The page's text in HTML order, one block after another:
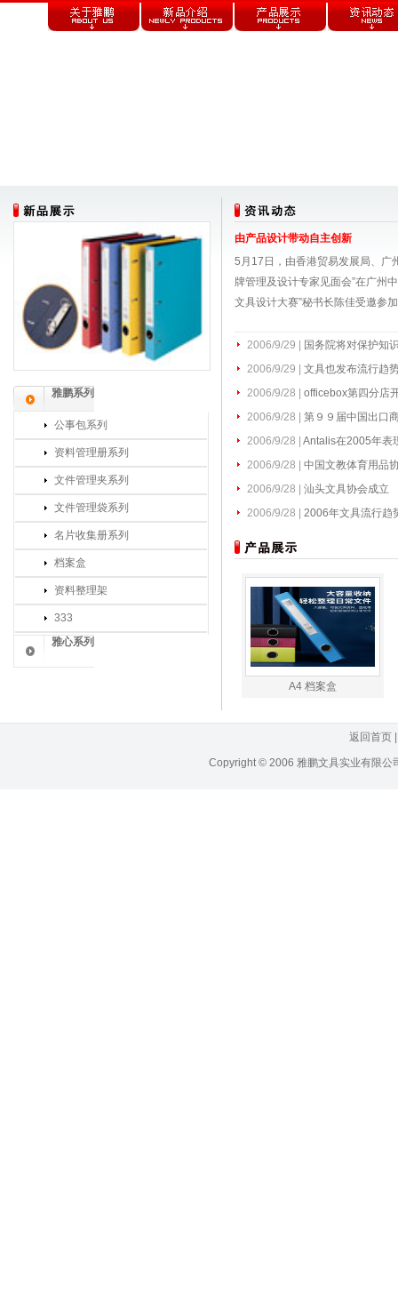
雅鹏系列
公事包系列
资料管理册系列
文件管理夹系列
文件管理袋系列
名片收集册系列
档案盒
资料整理架
333
雅心系列
由产品设计带动自主创新
5月17日，由香港贸易发展局、广
牌管理及设计专家见面会”在广州
文具设计大赛”秘书长陈佳受邀参
2006/9/29 |
国务院将对保护知
2006/9/29 | 文具也发布流行趋
2006/9/28 | officebox第四分店
2006/9/28 | 第９９届中国出口
2006/9/28 | Antalis在2005年表
2006/9/28 | 中国文教体育用品
2006/9/28 | 汕头文具协会成立
2006/9/28 | 2006年文具流行趋
A4 档案盒
返回首页
Copyright © 2006 雅鹏文具实业有限